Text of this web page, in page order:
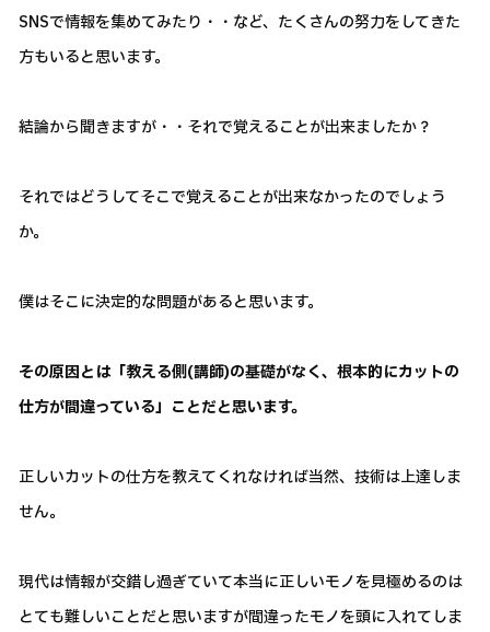
SNSで情報を集めてみたり・・など、たくさんの努力をしてきた
方もいると思います。
結論から聞きますが・・それで覚えることが出来ましたか？
それではどうしてそこで覚えることが出来なかったのでしょう
か。
僕はそこに決定的な問題があると思います。
その原因とは「教える側(講師)の基礎がなく、根本的にカットの
仕方が間違っている」ことだと思います。
正しいカットの仕方を教えてくれなければ当然、技術は上達しま
せん。
現代は情報が交錯し過ぎていて本当に正しいモノを見極めるのは
とても難しいことだと思いますが間違ったモノを頭に入れてしま